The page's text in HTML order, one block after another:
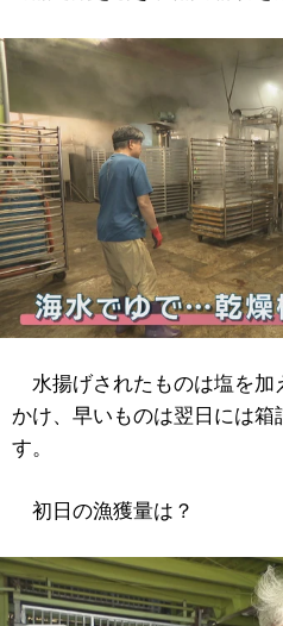
水揚げされたものは塩を加
かけ、早いものは翌日には
す。
初日の漁獲量は？